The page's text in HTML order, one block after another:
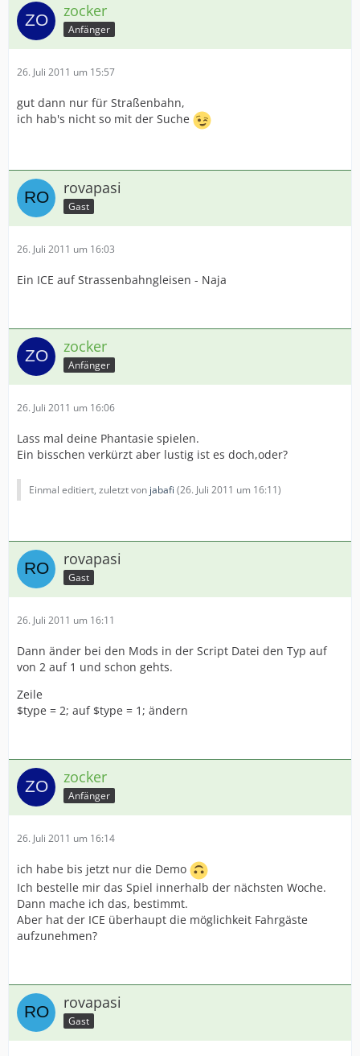
zocker
Anfänger
26. Juli 2011 um 15:57
gut dann nur für Straßenbahn,
ich hab's nicht so mit der Suche
rovapasi
Gast
26. Juli 2011 um 16:03
Ein ICE auf Strassenbahngleisen - Naja
zocker
Anfänger
26. Juli 2011 um 16:06
Lass mal deine Phantasie spielen.
Ein bisschen verkürzt aber lustig ist es doch,oder?
Einmal editiert, zuletzt von jabafi (26. Juli 2011 um 16:11)
rovapasi
Gast
26. Juli 2011 um 16:11
Dann änder bei den Mods in der Script Datei den Typ auf
von 2 auf 1 und schon gehts.
Zeile
$type = 2; auf $type = 1; ändern
zocker
Anfänger
26. Juli 2011 um 16:14
ich habe bis jetzt nur die Demo
Ich bestelle mir das Spiel innerhalb der nächsten Woche.
Dann mache ich das, bestimmt.
Aber hat der ICE überhaupt die möglichkeit Fahrgäste
aufzunehmen?
rovapasi
Gast